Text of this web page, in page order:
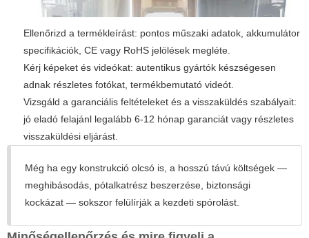
Ellenőrizd a termékleírást: pontos műszaki adatok, akkumulátor
specifikációk, CE vagy RoHS jelölések megléte.
Kérj képeket és videókat: autentikus gyártók készségesen
adnak részletes fotókat, termékbemutató videót.
Vizsgáld a garanciális feltételeket és a visszaküldés szabályait:
jó eladó felajánl legalább 6-12 hónap garanciát vagy részletes
visszaküldési eljárást.
Még ha egy konstrukció olcsó is, a hosszú távú költségek —
meghibásodás, pótalkatrész beszerzése, biztonsági
kockázat — sokszor felülírják a kezdeti spórolást.